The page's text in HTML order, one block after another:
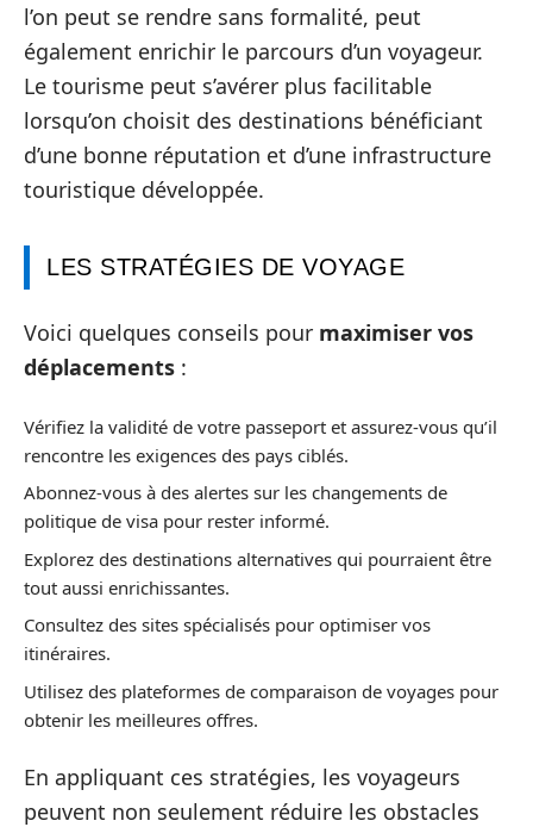
l’on peut se rendre sans formalité, peut
également enrichir le parcours d’un voyageur.
Le tourisme peut s’avérer plus facilitable
lorsqu’on choisit des destinations bénéficiant
d’une bonne réputation et d’une infrastructure
touristique développée.
LES STRATÉGIES DE VOYAGE
Voici quelques conseils pour maximiser vos
déplacements :
Vérifiez la validité de votre passeport et assurez-vous qu’il
rencontre les exigences des pays ciblés.
Abonnez-vous à des alertes sur les changements de
politique de visa pour rester informé.
Explorez des destinations alternatives qui pourraient être
tout aussi enrichissantes.
Consultez des sites spécialisés pour optimiser vos
itinéraires.
Utilisez des plateformes de comparaison de voyages pour
obtenir les meilleures offres.
En appliquant ces stratégies, les voyageurs
peuvent non seulement réduire les obstacles